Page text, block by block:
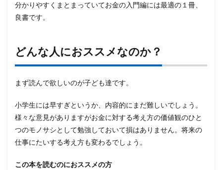
分かりやすくまとまっていてお金の入門編には最適の１冊、
良書です。
どんな人におススメなのか？
まず読んで欲しいのが子ども達です。
小学生には早すぎというか、内容的にまだ難しいでしょう。
様々な意見がありますがお金に対する考え方の価値観のひと
つのモノサシとして勉強しておいて損はありません。将来の
仕事にたいする考え方も変わるでしょう。
この本を読むのにおススメの方